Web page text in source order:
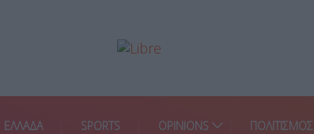
ΕΛΛΑΔΑ SPORTS OPINIONS ΠΟΛΙΤΙΣΜΟΣ